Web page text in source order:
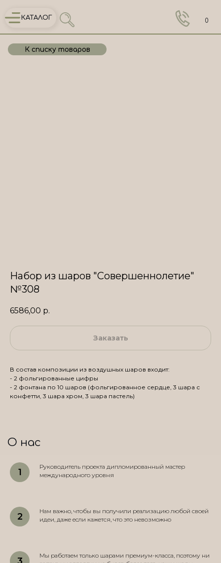
КАТАЛОГ 0
К списку товаров
Набор из шаров "Совершеннолетие"
№308
6586,00 р.
Заказать
В состав композиции из воздушных шаров входит:
- 2 фольгированные цифры
- 2 фонтана по 10 шаров (фольгированное сердце, 3 шара с
конфетти, 3 шара хром, 3 шара пастель)
О нас
Руководитель проекта дипломированный мастер
международного уровня
Нам важно, чтобы вы получили реализацию любой своей
идеи, даже если кажется, что это невозможно
Мы работаем только шарами премиум-класса, поэтому ни